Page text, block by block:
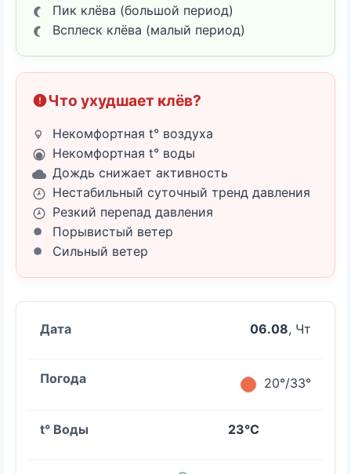
Пик клёва (большой период)
Всплеск клёва (малый период)
Что ухудшает клёв?
Некомфортная t° воздуха
Некомфортная t° воды
Дождь снижает активность
Нестабильный суточный тренд давления
Резкий перепад давления
Порывистый ветер
Сильный ветер
06.08, Чт
20°/33°
23°C